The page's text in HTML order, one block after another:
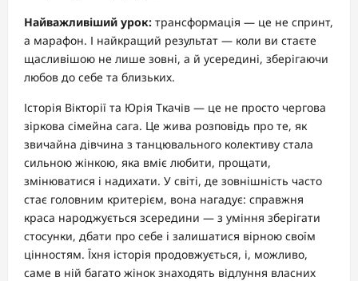
Найважливіший урок: трансформація — це не спринт,
а марафон. І найкращий результат — коли ви стаєте
щасливішою не лише зовні, а й усередині, зберігаючи
любов до себе та близьких.
Історія Вікторії та Юрія Ткачів — це не просто чергова
зіркова сімейна сага. Це жива розповідь про те, як
звичайна дівчина з танцювального колективу стала
сильною жінкою, яка вміє любити, прощати,
змінюватися і надихати. У світі, де зовнішність часто
стає головним критерієм, вона нагадує: справжня
краса народжується зсередини — з уміння зберігати
стосунки, дбати про себе і залишатися вірною своїм
цінностям. Їхня історія продовжується, і, можливо,
саме в ній багато жінок знаходять відлуння власних